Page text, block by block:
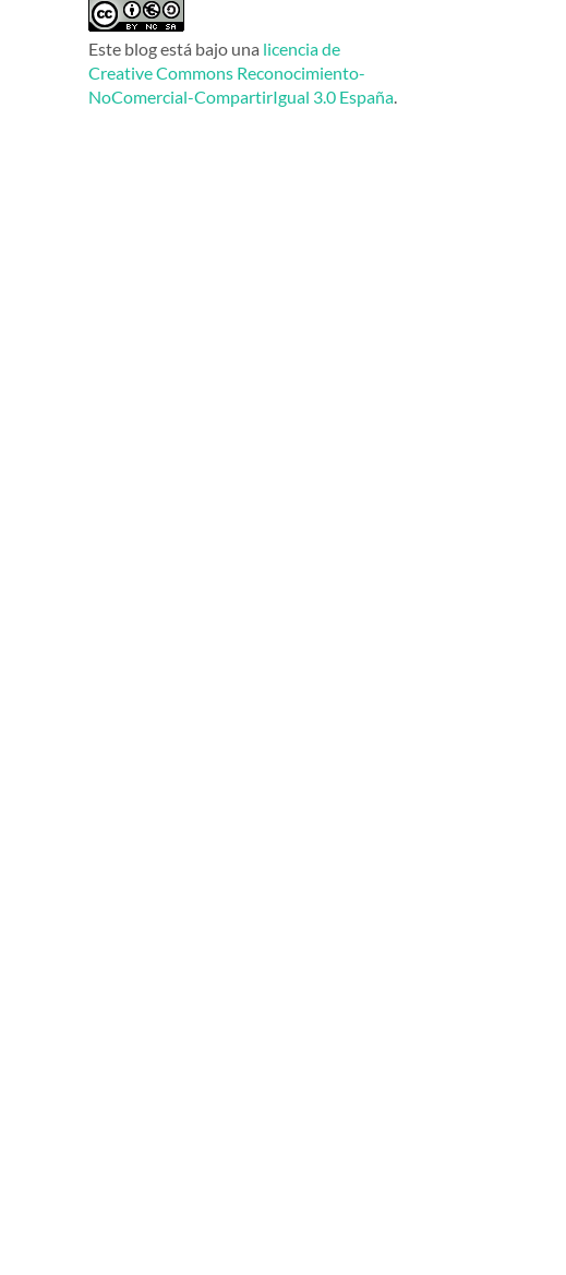
Este blog está bajo una licencia de
Creative Commons Reconocimiento-
NoComercial-CompartirIgual 3.0 España.